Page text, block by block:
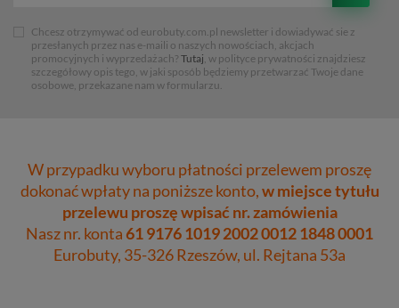
Chcesz otrzymywać od eurobuty.com.pl newsletter i dowiadywać sie z
przesłanych przez nas e-maili o naszych nowościach, akcjach
promocyjnych i wyprzedażach? Tutaj, w polityce prywatności znajdziesz
szczegółowy opis tego, w jaki sposób będziemy przetwarzać Twoje dane
osobowe, przekazane nam w formularzu.
W przypadku wyboru płatności przelewem proszę
dokonać wpłaty na poniższe konto,w miejsce tytułu
przelewu proszę wpisać nr. zamówienia
Nasz nr. konta61 9176 1019 2002 0012 1848 0001
Eurobuty, 35-326 Rzeszów, ul. Rejtana 53a